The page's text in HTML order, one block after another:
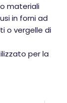
materiali
in forni ad
o vergelle di
per la